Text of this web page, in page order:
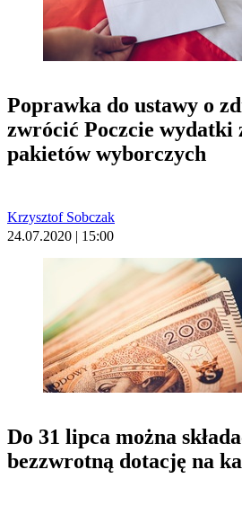
Poprawka do ustawy o
zwrócić Poczcie wydatki
pakietów wyborczych
Krzysztof Sobczak
24.07.2020 | 15:00
Do 31 lipca można
bezzwrotną dotację na